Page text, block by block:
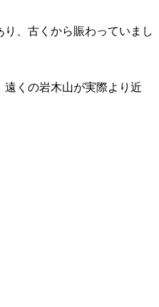
、古くから賑わっていまし
くの岩木山が実際より近